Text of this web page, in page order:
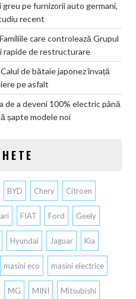
pe furnizorii auto germani,
recent
care controlează Grupul
rapide de restructurare
de bătaie japonez învață
pe asfalt
de a deveni 100% electric până
șapte modele noi
BYD Chery Citroen
FIAT Ford Geely
Hyundai Jaguar Kia
masini eco masini electrice
MG MINI Mitsubishi